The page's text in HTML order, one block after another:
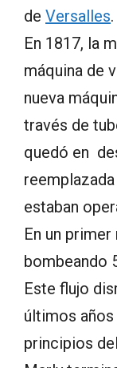
de Versalles.
En 1817, la
máquina de
nueva
través de
quedó en
estaban
En un
bombeando
Este flujo
últimos años
principios